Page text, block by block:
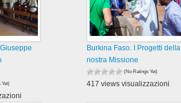
Yet)
Burkina Faso. I Progetti della
nostra Missione
(No Ratings Yet)
417 views visualizzazioni